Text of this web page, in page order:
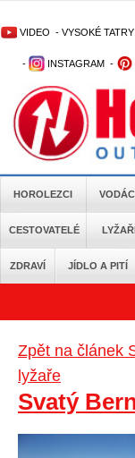
VIDEO - VYSOKÉ TATRY
- INSTAGRAM -
HOROLEZCI
CESTOVATELÉ
ZDRAVÍ JÍDLO A PITÍ
Zpět na článek
lyžaře
Svatý